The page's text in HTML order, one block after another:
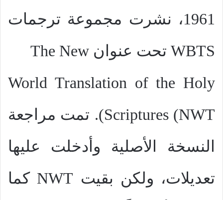
1961، نشرت مجموعة ترجمات
WBTS تحت عنوان The New
World Translation of the Holy
Scriptures (NWT). تمت مراجعة
النسخة الأصلية وأدخلت عليها
تعديلات، ولكن بقيت NWT كما